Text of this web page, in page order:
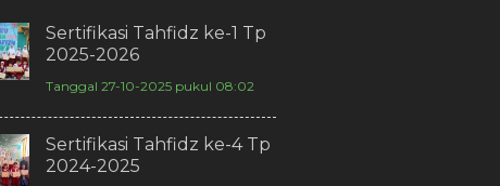
Sertifikasi Tahfidz ke-1 Tp
2025-2026
Tanggal 27-10-2025 pukul 08:02
Sertifikasi Tahfidz ke-4 Tp
2024-2025